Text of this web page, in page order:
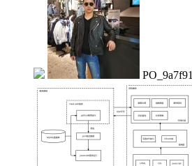
PO_9a7f91